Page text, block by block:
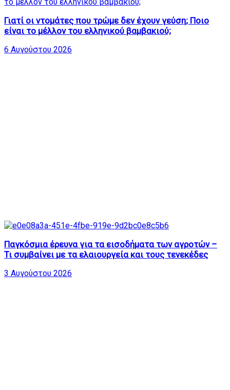
Γιατί οι ντομάτες που τρώμε δεν έχουν γεύση; Ποιο
είναι το μέλλον του ελληνικού βαμβακιού;
6 Αυγούστου 2026
Παγκόσμια έρευνα για τα εισοδήματα των αγροτών –
Τι συμβαίνει με τα ελαιουργεία και τους τενεκέδες
3 Αυγούστου 2026